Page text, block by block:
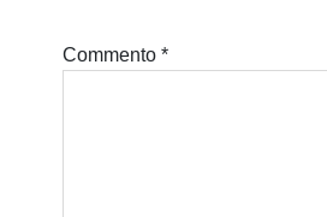
Commento *